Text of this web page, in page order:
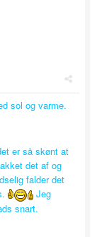
sol og varme.
er så skønt at
det af og
falder det
Jeg
snart.